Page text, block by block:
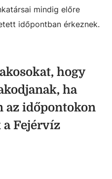
mindig előre
időpontban érkeznek.
hogy
ha
az időpontokon
Fejérvíz